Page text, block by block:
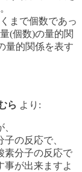
まで個数であっ
(個数)の量的関
量的関係を表す
ら より:
の反応で、
素分子の反応で
事が出来ますよ